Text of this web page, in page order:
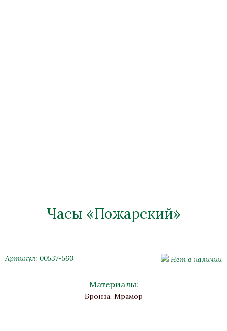
Часы «Пожарский»
Артикул: 00537-560 Нет в наличии
Материалы:
Бронза, Мрамор